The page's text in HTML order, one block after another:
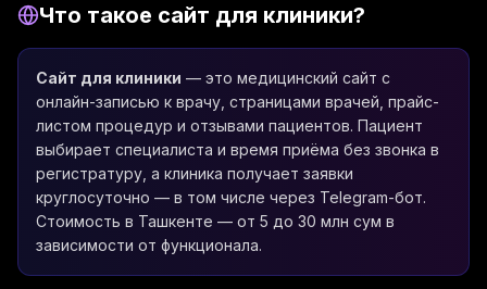
Что такое сайт для клиники?
Сайт для клиники — это медицинский сайт с
онлайн-записью к врачу, страницами врачей, прайс-
листом процедур и отзывами пациентов. Пациент
выбирает специалиста и время приёма без звонка в
регистратуру, а клиника получает заявки
круглосуточно — в том числе через Telegram-бот.
Стоимость в Ташкенте — от 5 до 30 млн сум в
зависимости от функционала.